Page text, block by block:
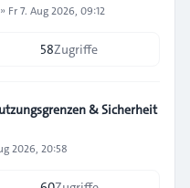
Fr 7. Aug 2026, 09:12
58Zugriffe
& Sicherheit
2026, 20:58